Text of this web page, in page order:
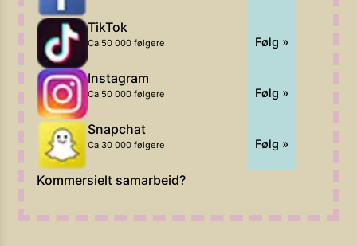
TikTok
Ca 50 000 følgere Følg »
Instagram
Ca 50 000 følgere Følg »
Snapchat
Ca 30 000 følgere Følg »
Kommersielt samarbeid?